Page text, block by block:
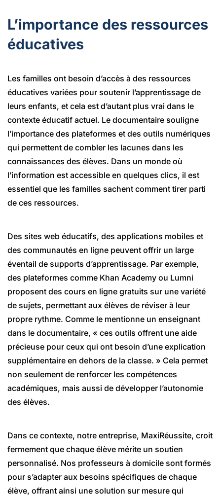
L’importance des ressources
éducatives
Les familles ont besoin d’accès à des ressources
éducatives variées pour soutenir l’apprentissage de
leurs enfants, et cela est d’autant plus vrai dans le
contexte éducatif actuel. Le documentaire souligne
l’importance des plateformes et des outils numériques
qui permettent de combler les lacunes dans les
connaissances des élèves. Dans un monde où
l’information est accessible en quelques clics, il est
essentiel que les familles sachent comment tirer parti
de ces ressources.
Des sites web éducatifs, des applications mobiles et
des communautés en ligne peuvent offrir un large
éventail de supports d’apprentissage. Par exemple,
des plateformes comme Khan Academy ou Lumni
proposent des cours en ligne gratuits sur une variété
de sujets, permettant aux élèves de réviser à leur
propre rythme. Comme le mentionne un enseignant
dans le documentaire, « ces outils offrent une aide
précieuse pour ceux qui ont besoin d’une explication
supplémentaire en dehors de la classe. » Cela permet
non seulement de renforcer les compétences
académiques, mais aussi de développer l’autonomie
des élèves.
Dans ce contexte, notre entreprise, MaxiRéussite, croit
fermement que chaque élève mérite un soutien
personnalisé. Nos professeurs à domicile sont formés
pour s’adapter aux besoins spécifiques de chaque
élève, offrant ainsi une solution sur mesure qui